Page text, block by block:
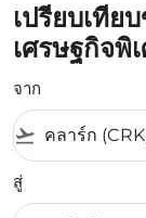
เปรียบเทีย
เศรษฐกิจพิ
จาก
flight_takeoff
สู่